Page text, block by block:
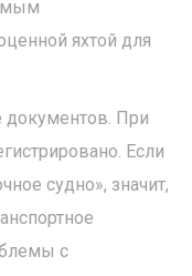
яхтой для
документов. При
Если
судно», значит,
с